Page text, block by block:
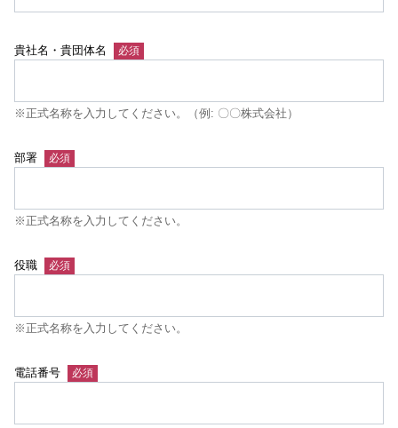
貴社名・貴団体名
※正式名称を入力してください。（例: 〇〇株式会社）
部署
※正式名称を入力してください。
役職
※正式名称を入力してください。
電話番号